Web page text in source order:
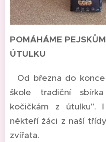
POMÁHÁME
ÚTULKU
Od března do
škole tradiční
kočičkám z
někteří žáci z naší
zvířata.